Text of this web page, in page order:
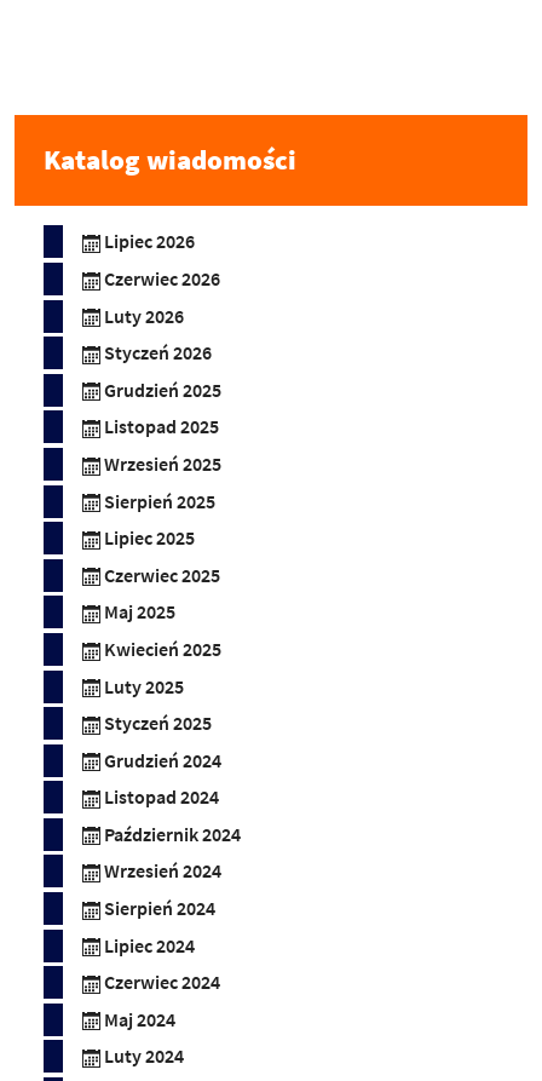
Katalog wiadomości
Lipiec 2026
Czerwiec 2026
Luty 2026
Styczeń 2026
Grudzień 2025
Listopad 2025
Wrzesień 2025
Sierpień 2025
Lipiec 2025
Czerwiec 2025
Maj 2025
Kwiecień 2025
Luty 2025
Styczeń 2025
Grudzień 2024
Listopad 2024
Październik 2024
Wrzesień 2024
Sierpień 2024
Lipiec 2024
Czerwiec 2024
Maj 2024
Luty 2024